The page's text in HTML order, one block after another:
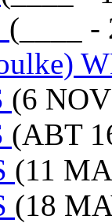
(____ -
(6
(ABT
(11
(18